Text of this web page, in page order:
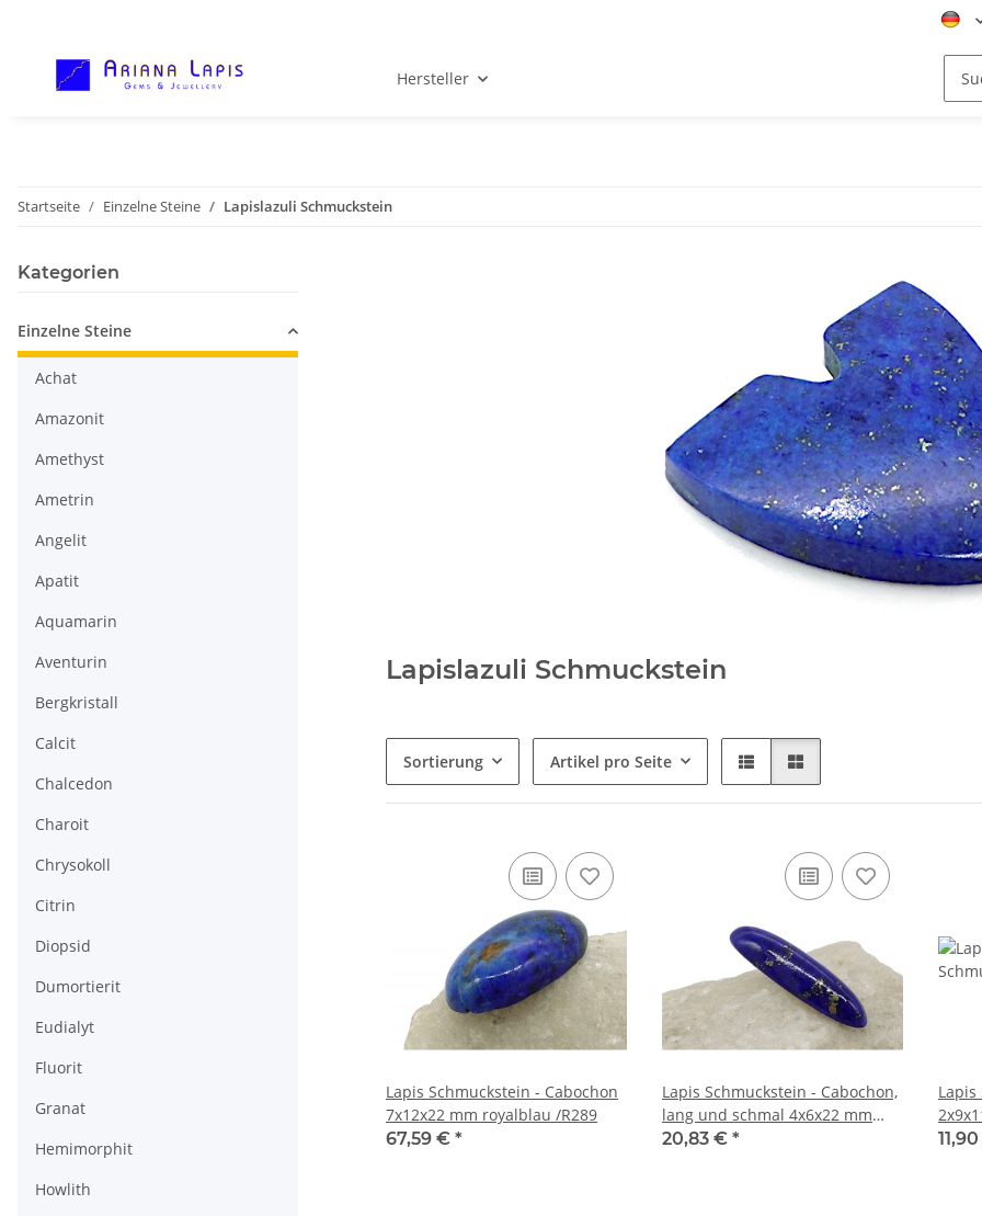
Hersteller
Startseite Einzelne Steine Lapislazuli Schmuckstein
Lapislazuli Schmuckstein
Sortierung Artikel pro Seite
Lapis Schmuckstein - Cabochon
7x12x22 mm royalblau /R289
67,59 € *
Lapis Schmuckstein - Cabochon,
lang und schmal 4x6x22 mm
royalblau /R263
20,83 € *
Lapis
Kategorien
Einzelne Steine
Achat
Amazonit
Amethyst
Ametrin
Angelit
Apatit
Aquamarin
Aventurin
Bergkristall
Calcit
Chalcedon
Charoit
Chrysokoll
Citrin
Diopsid
Dumortierit
Eudialyt
Fluorit
Granat
Hemimorphit
Howlith